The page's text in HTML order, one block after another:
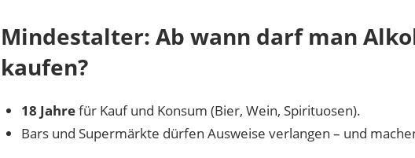
Mindestalter: Ab wann darf man
kaufen?
18 Jahrefür Kauf und Konsum (Bier, Wein, Spirituosen).
Bars und Supermärkte dürfen Ausweise verlangen – und